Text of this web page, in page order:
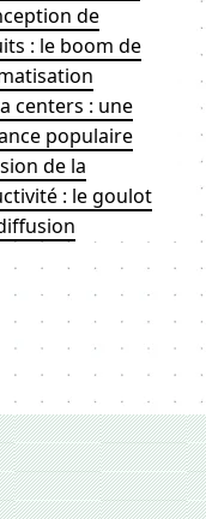
de
: le boom de
centers : une
populaire
de la
: le goulot